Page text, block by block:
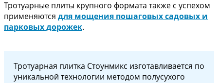
Тротуарные плиты крупного формата также с успехом
применяются для мощения пошаговых садовых и
парковых дорожек.
Тротуарная плитка Стоунмикс изготавливается по
уникальной технологии методом полусухого